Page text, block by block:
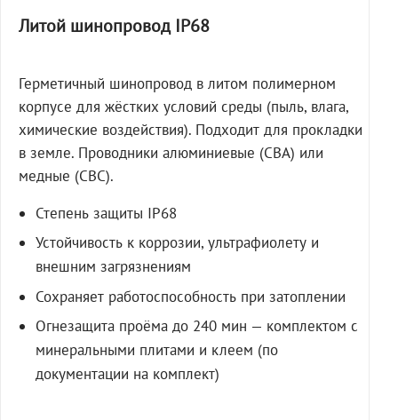
Литой шинопровод IP68
Герметичный шинопровод в литом полимерном
корпусе для жёстких условий среды (пыль, влага,
химические воздействия). Подходит для прокладки
в земле. Проводники алюминиевые (СВА) или
медные (СВС).
Степень защиты IP68
Устойчивость к коррозии, ультрафиолету и
внешним загрязнениям
Сохраняет работоспособность при затоплении
Огнезащита проёма до 240 мин — комплектом с
минеральными плитами и клеем (по
документации на комплект)